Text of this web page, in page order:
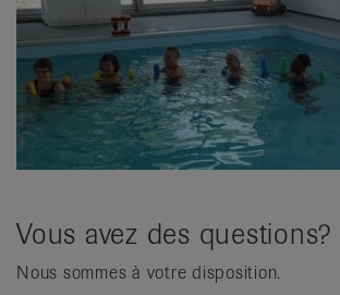
Vous avez des questions?
Nous sommes à votre disposition.